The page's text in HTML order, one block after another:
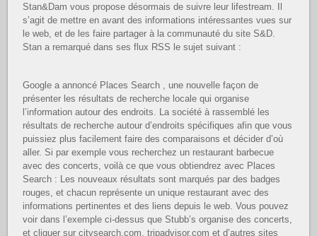
Stan&Dam vous propose désormais de suivre leur lifestream. Il
s’agit de mettre en avant des informations intéressantes vues sur
le web, et de les faire partager à la communauté du site S&D.
Stan a remarqué dans ses flux RSS le sujet suivant :
Google a annoncé Places Search , une nouvelle façon de
présenter les résultats de recherche locale qui organise
l’information autour des endroits. La société à rassemblé les
résultats de recherche autour d’endroits spécifiques afin que vous
puissiez plus facilement faire des comparaisons et décider d’où
aller. Si par exemple vous recherchez un restaurant barbecue
avec des concerts, voilà ce que vous obtiendrez avec Places
Search : Les nouveaux résultats sont marqués par des badges
rouges, et chacun représente un unique restaurant avec des
informations pertinentes et des liens depuis le web. Vous pouvez
voir dans l’exemple ci-dessus que Stubb’s organise des concerts,
et cliquer sur citysearch.com, tripadvisor.com et d’autres sites